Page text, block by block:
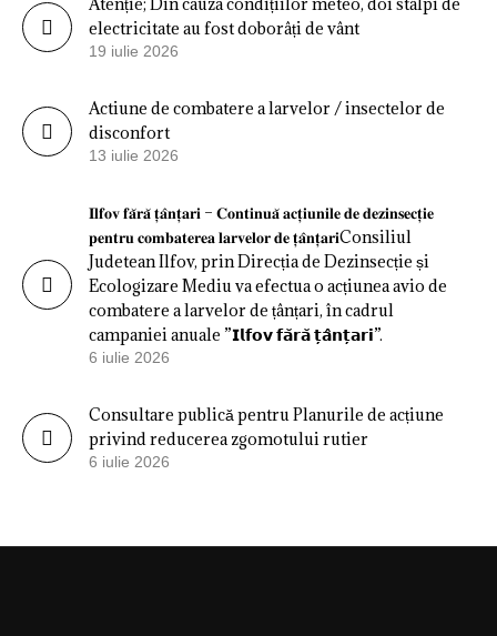
electricitate au fost doborâți de vânt
19 iulie 2026
Actiune de combatere a larvelor / insectelor de
disconfort
13 iulie 2026
𝐈𝐥𝐟𝐨𝐯 𝐟𝐚̆𝐫𝐚̆ 𝐭̦𝐚̂𝐧𝐭̦𝐚𝐫𝐢 – 𝐂𝐨𝐧𝐭𝐢𝐧𝐮𝐚̆ 𝐚𝐜𝐭̦𝐢𝐮𝐧𝐢𝐥𝐞 𝐝𝐞 𝐝𝐞𝐳𝐢𝐧𝐬𝐞𝐜𝐭̦𝐢𝐞
𝐩𝐞𝐧𝐭𝐫𝐮 𝐜𝐨𝐦𝐛𝐚𝐭𝐞𝐫𝐞𝐚 𝐥𝐚𝐫𝐯𝐞𝐥𝐨𝐫 𝐝𝐞 𝐭̦𝐚̂𝐧𝐭̦𝐚𝐫𝐢Consiliul
Judetean Ilfov, prin Direcția de Dezinsecție și
Ecologizare Mediu va efectua o acțiunea avio de
combatere a larvelor de țânțari, în cadrul
campaniei anuale ”𝗜𝗹𝗳𝗼𝘃 𝗳𝗮̆𝗿𝗮̆ 𝘁̦𝗮̂𝗻𝘁̦𝗮𝗿𝗶”.
6 iulie 2026
Consultare publică pentru Planurile de acțiune
privind reducerea zgomotului rutier
6 iulie 2026